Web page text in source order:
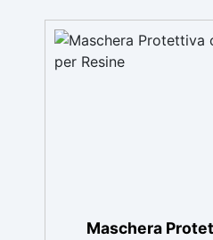
Maschera